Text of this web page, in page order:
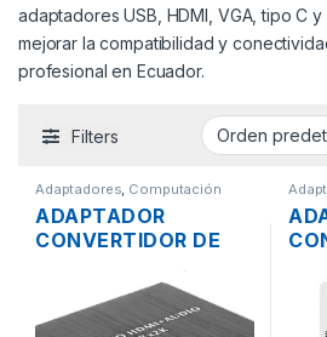
adaptadores USB, HDMI, VGA, tipo C
mejorar la compatibilidad y
profesional en Ecuador.
Filters
Adaptadores, Computación
ADAPTADOR
CONVERTIDOR DE
HDMI A OPTICO
SPDIF + 3.5MM +
A